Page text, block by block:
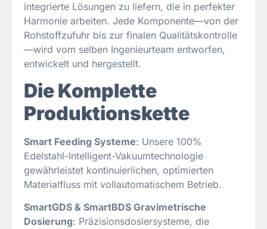
integrierte Lösungen zu liefern, die in perfekter
Harmonie arbeiten. Jede Komponente—von der
Rohstoffzufuhr bis zur finalen Qualitätskontrolle
—wird vom selben Ingenieurteam entworfen,
entwickelt und hergestellt.
Die Komplette
Produktionskette
Smart Feeding Systeme: Unsere 100%
Edelstahl-Intelligent-Vakuumtechnologie
gewährleistet kontinuierlichen, optimierten
Materialfluss mit vollautomatischem Betrieb.
SmartGDS & SmartBDS Gravimetrische
Dosierung: Präzisionsdosiersysteme, die